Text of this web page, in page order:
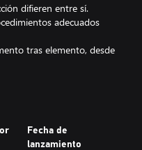
difieren entre sí.
adecuados
tras elemento, desde
Construye
Fecha de
lanzamiento